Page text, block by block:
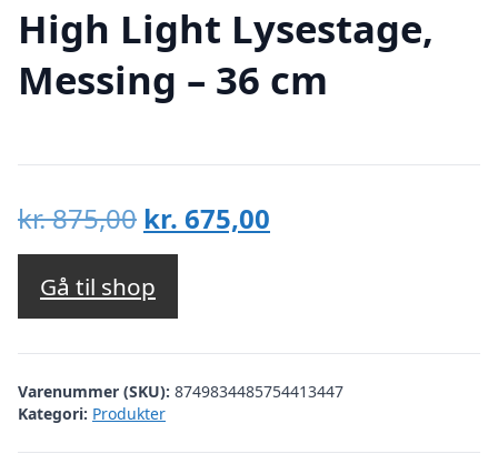
High Light Lysestage,
Messing – 36 cm
kr.875,00 Den
oprindelige
pris
var:
kr. 875,00.
kr. 675,00
kr. 675,00.
Gå til shop
Varenummer (SKU): 8749834485754413447
Kategori: Produkter